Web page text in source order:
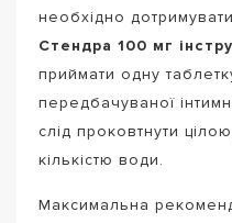
необхідно
Стендра 100 мг
приймати одну
передбачуваної
слід проковтнути
кількістю води.
Максимальна